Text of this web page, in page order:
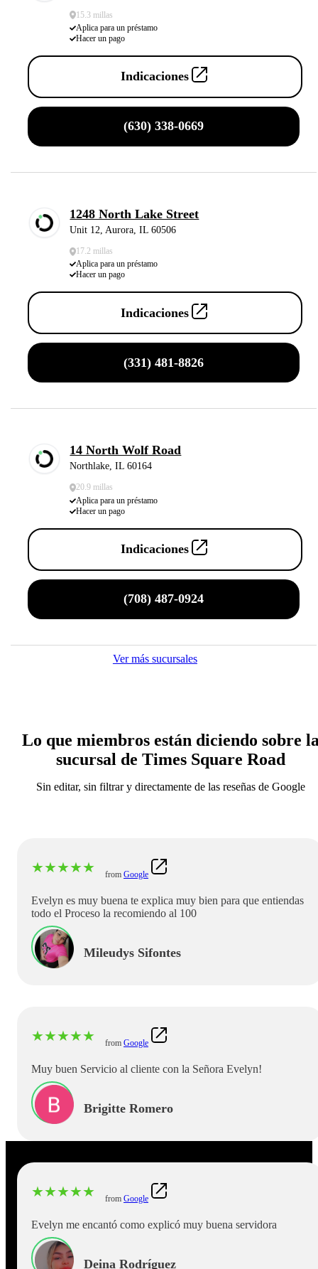
15.3 millas
Aplica para un préstamo
Hacer un pago
Indicaciones
(630) 338-0669
1248 North Lake Street
Unit 12, Aurora, IL 60506
17.2 millas
Aplica para un préstamo
Hacer un pago
Indicaciones
(331) 481-8826
14 North Wolf Road
Northlake, IL 60164
20.9 millas
Aplica para un préstamo
Hacer un pago
Indicaciones
(708) 487-0924
Ver más sucursales
Lo que miembros están diciendo sobre
sucursal de Times Square Road
Sin editar, sin filtrar y directamente de las reseñas de Google
★★★★★ from Google
Evelyn es muy buena te explica muy bien para que entiendas
todo el Proceso la recomiendo al 100
Mileudys Sifontes
★★★★★ from Google
Muy buen Servicio al cliente con la Señora Evelyn!
Brigitte Romero
★★★★★ from Google
Evelyn me encantó como explicó muy buena servidora
Deina Rodríguez